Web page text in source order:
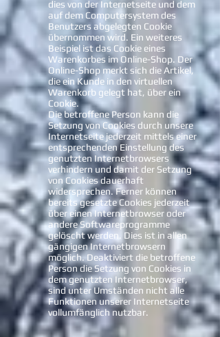
dies von der Internetseite und dem
auf dem Computersystem des
Benutzers abgelegten Cookie
übernommen wird. Ein weiteres
Beispiel ist das Cookie eines
Warenkorbes im Online-Shop. Der
Online-Shop merkt sich die Artikel,
die ein Kunde in den virtuellen
Warenkorb gelegt hat, über ein
Cookie.
Die betroffene Person kann die
Setzung von Cookies durch unsere
Internetseite jederzeit mittels einer
entsprechenden Einstellung des
genutzten Internetbrowsers
verhindern und damit der Setzung
von Cookies dauerhaft
widersprechen. Ferner können
bereits gesetzte Cookies jederzeit
über einen Internetbrowser oder
andere Softwareprogramme
gelöscht werden. Dies ist in allen
gängigen Internetbrowsern
möglich. Deaktiviert die betroffene
Person die Setzung von Cookies in
dem genutzten Internetbrowser,
sind unter Umständen nicht alle
Funktionen unserer Internetseite
vollumfänglich nutzbar.